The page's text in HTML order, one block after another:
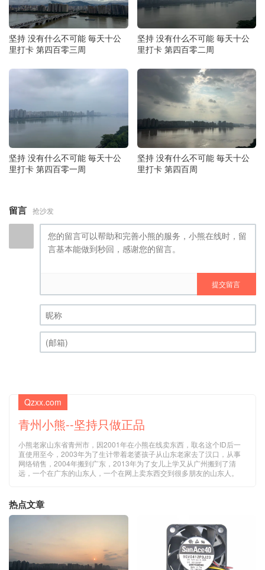
坚持 没有什么不可能 毎天十公
里打卡 第四百零三周
坚持 没有什么不可能 毎天十公
里打卡 第四百零二周
坚持 没有什么不可能 毎天十公
里打卡 第四百零一周
坚持 没有什么不可能 毎天十公
里打卡 第四百周
留言 抢沙发
提交留言
昵称 (必填)
Qzxx.com
青州小熊--坚持只做正品
小熊老家山东省青州市，因2001年在小熊在线卖东西，取名这个ID后一
直使用至今，2003年为了生计带着老婆孩子从山东老家去了汉口，从事
网络销售，2004年搬到广东，2013年为了女儿上学又从广州搬到了清
远，一个在广东的山东人，一个在网上卖东西交到很多朋友的山东人。
热点文章